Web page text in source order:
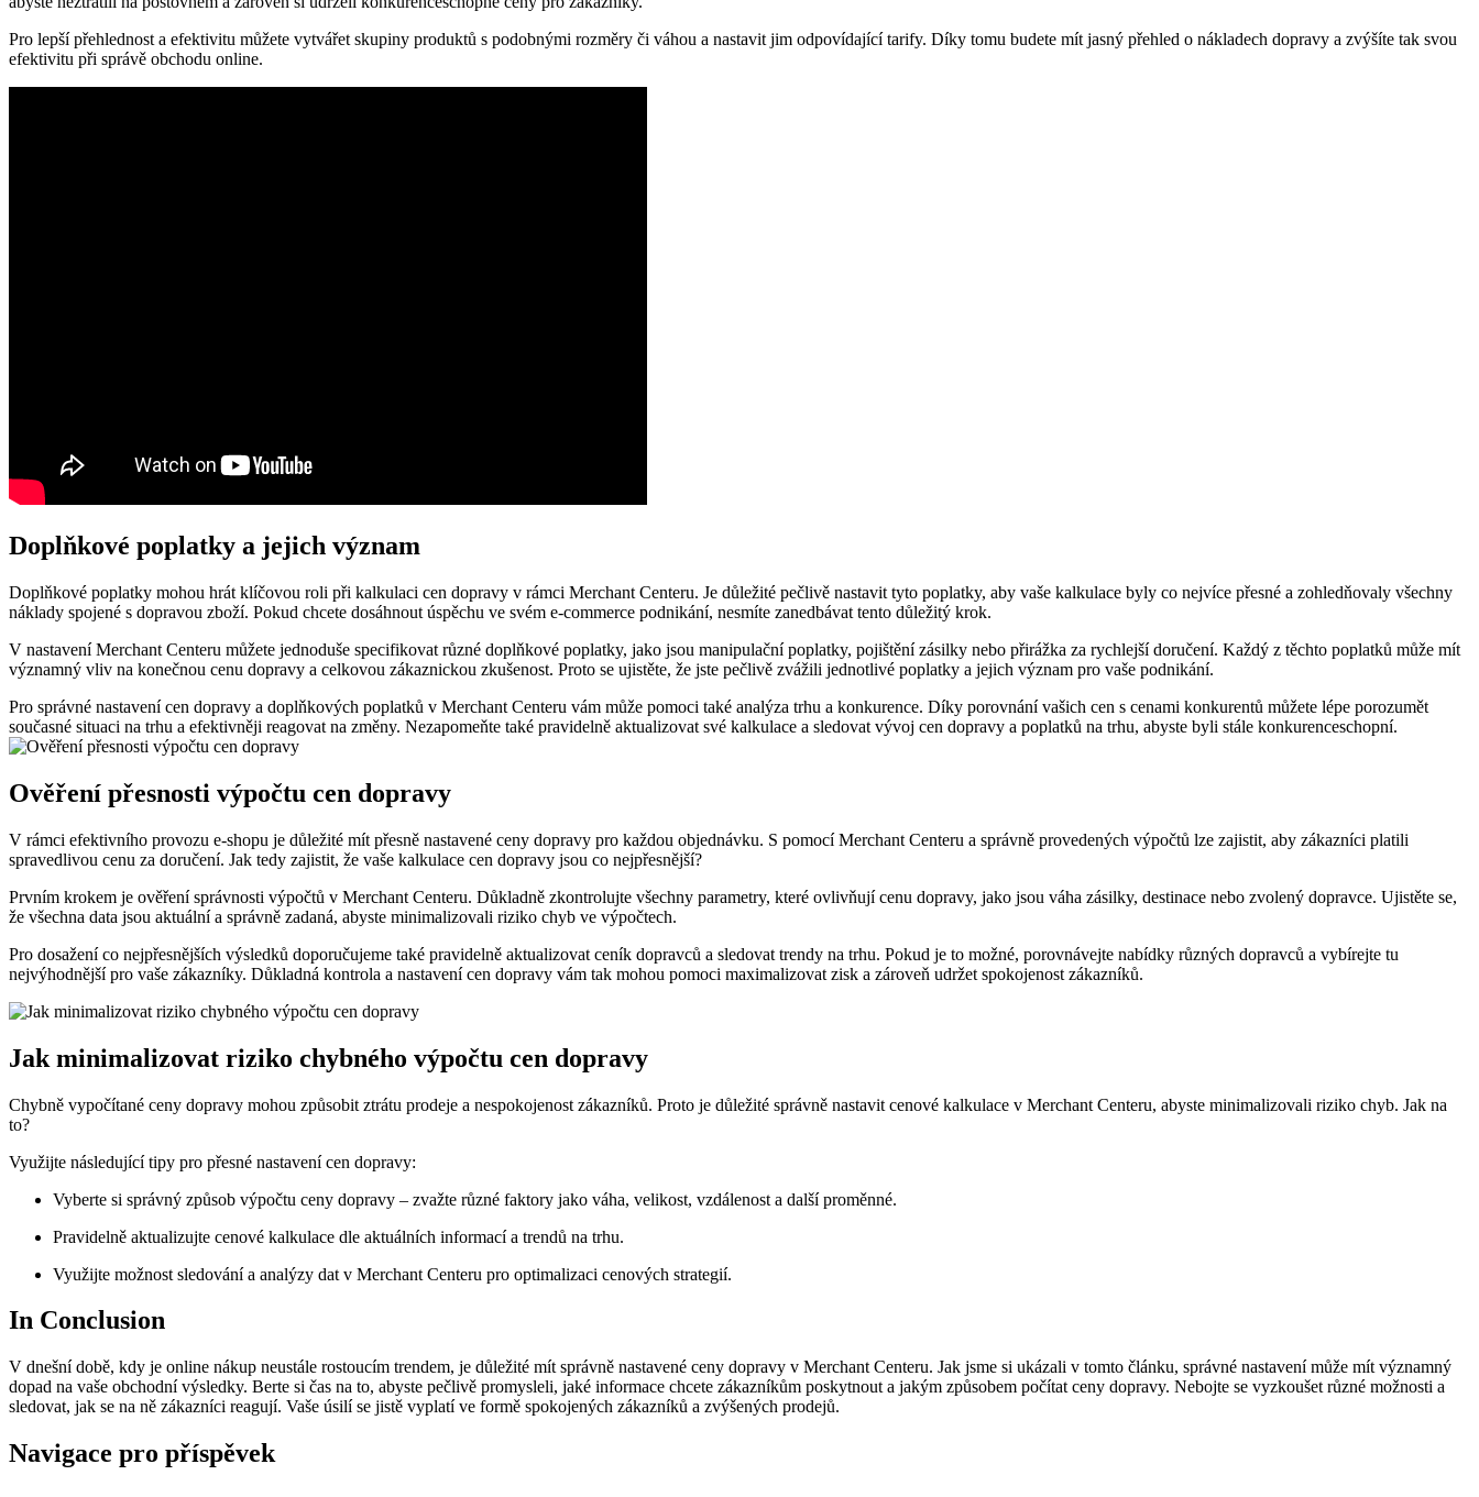
Pro lepší přehlednost a efektivitu můžete vytvářet skupiny produktů s podobnými rozměry či váhou a nastavit jim odpovídající tarify. Díky tomu budete mít jasný přehled o nákladech dopravy a zvýšíte tak svou
efektivitu při správě obchodu online.
Doplňkové poplatky a jejich význam
Doplňkové poplatky mohou hrát klíčovou roli při kalkulaci cen dopravy v rámci Merchant Centeru. Je důležité pečlivě nastavit tyto poplatky, aby vaše kalkulace byly co nejvíce přesné a zohledňovaly všechny
náklady spojené s dopravou zboží. Pokud chcete dosáhnout úspěchu ve svém e-commerce podnikání, nesmíte zanedbávat tento důležitý krok.
V nastavení Merchant Centeru můžete jednoduše specifikovat různé doplňkové poplatky, jako jsou manipulační poplatky, pojištění zásilky nebo přirážka za rychlejší doručení. Každý z těchto poplatků může mít
významný vliv na konečnou cenu dopravy a celkovou zákaznickou zkušenost. Proto se ujistěte, že jste pečlivě zvážili jednotlivé poplatky a jejich význam pro vaše podnikání.
Pro správné nastavení cen dopravy a doplňkových poplatků v Merchant Centeru vám může pomoci také analýza trhu a konkurence. Díky porovnání vašich cen s cenami konkurentů můžete lépe porozumět
současné situaci na trhu a efektivněji reagovat na změny. Nezapomeňte také pravidelně aktualizovat své kalkulace a sledovat vývoj cen dopravy a poplatků na trhu, abyste byli stále konkurenceschopní.
Ověření přesnosti výpočtu cen dopravy
V rámci efektivního provozu e-shopu je důležité mít přesně nastavené ceny dopravy pro každou objednávku. S pomocí Merchant Centeru a správně provedených výpočtů lze zajistit, aby zákazníci platili
spravedlivou cenu za doručení. Jak tedy zajistit, že vaše kalkulace cen dopravy jsou co nejpřesnější?
Prvním krokem je ověření správnosti výpočtů v Merchant Centeru. Důkladně zkontrolujte všechny parametry, které ovlivňují cenu dopravy, jako jsou váha zásilky, destinace nebo zvolený dopravce. Ujistěte se,
že všechna data jsou aktuální a správně zadaná, abyste minimalizovali riziko chyb ve výpočtech.
Pro dosažení co nejpřesnějších výsledků doporučujeme také pravidelně aktualizovat ceník dopravců a sledovat trendy na trhu. Pokud je to možné, porovnávejte nabídky různých dopravců a vybírejte tu
nejvýhodnější pro vaše zákazníky. Důkladná kontrola a nastavení cen dopravy vám tak mohou pomoci maximalizovat zisk a zároveň udržet spokojenost zákazníků.
Jak minimalizovat riziko chybného výpočtu cen dopravy
Chybně vypočítané ceny dopravy mohou způsobit ztrátu prodeje a nespokojenost zákazníků. Proto je důležité správně nastavit cenové kalkulace v Merchant Centeru, abyste minimalizovali riziko chyb. Jak na
to?
Využijte následující tipy pro přesné nastavení cen dopravy:
Vyberte si správný způsob výpočtu ceny dopravy – zvažte různé faktory jako váha, velikost, vzdálenost a další proměnné.
Pravidelně aktualizujte cenové kalkulace dle aktuálních informací a trendů na trhu.
Využijte možnost sledování a analýzy dat v Merchant Centeru pro optimalizaci cenových strategií.
In Conclusion
V dnešní době, kdy je online nákup neustále rostoucím trendem, je důležité mít správně nastavené ceny dopravy v Merchant Centeru. Jak jsme si ukázali v tomto článku, správné nastavení může mít významný
dopad na vaše obchodní výsledky. Berte si čas na to, abyste pečlivě promysleli, jaké informace chcete zákazníkům poskytnout a jakým způsobem počítat ceny dopravy. Nebojte se vyzkoušet různé možnosti a
sledovat, jak se na ně zákazníci reagují. Vaše úsilí se jistě vyplatí ve formě spokojených zákazníků a zvýšených prodejů.
Navigace pro příspěvek